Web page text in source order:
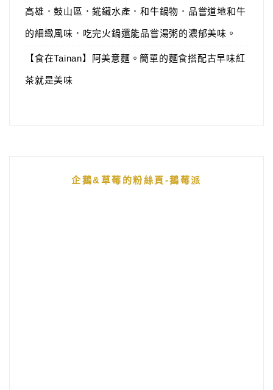
高雄．鼓山區．錵鑶水產．和牛鍋物．品嘗道地和牛
的細緻風味．吃完火鍋還能品嘗湯粥的濃郁美味。
【食在Tainan】阿美意麵。簡單的麵食搭配古早味紅
茶就是美味
企鵝&草莓的粉絲頁-鵝莓派